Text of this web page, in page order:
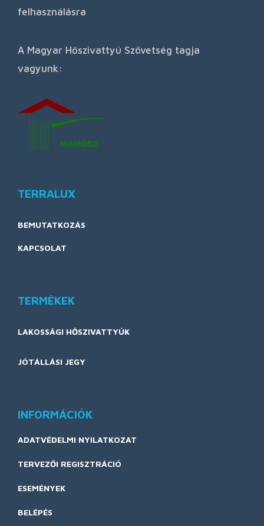
felhasználásra
A Magyar Hőszivattyú Szövetség tagja
vagyunk:
TERRALUX
BEMUTATKOZÁS
KAPCSOLAT
TERMÉKEK
LAKOSSÁGI HŐSZIVATTYÚK
JÓTÁLLÁSI JEGY
INFORMÁCIÓK
ADATVÉDELMI NYILATKOZAT
TERVEZŐI REGISZTRÁCIÓ
ESEMÉNYEK
BELÉPÉS